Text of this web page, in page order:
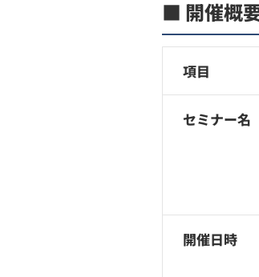
■ 開催概
項目
セミナー名
開催日時